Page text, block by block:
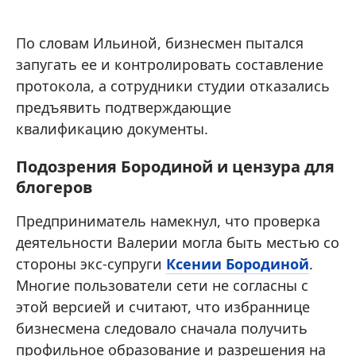
По словам Ильиной, бизнесмен пытался
запугать ее и контролировать составление
протокола, а сотрудники студии отказались
предъявить подтверждающие
квалификацию документы.
Подозрения Бородиной и цензура для
блогеров
Предприниматель намекнул, что проверка
деятельности Валерии могла быть местью со
стороны экс-супруги Ксении Бородиной.
Многие пользователи сети не согласны с
этой версией и считают, что избраннице
бизнесмена следовало сначала получить
профильное образование и разрешения на